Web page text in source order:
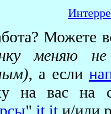
Можете
меняю
, а если
на вас на